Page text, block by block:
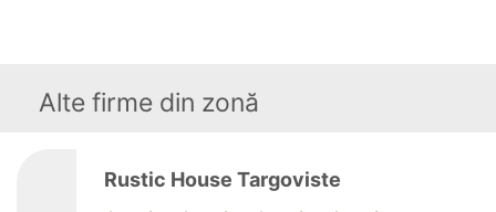
Alte firme din zonă
Rustic House Targoviste